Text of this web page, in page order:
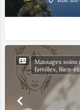
Massages
familles, Bien-